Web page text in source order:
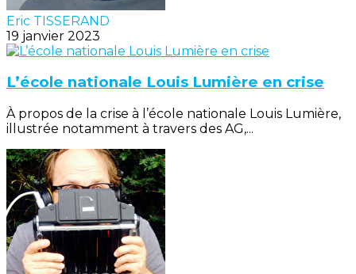
Eric TISSERAND
19 janvier 2023
L’école nationale Louis Lumière en crise
À propos de la crise à l’école nationale Louis Lumière,
illustrée notamment à travers des AG,...